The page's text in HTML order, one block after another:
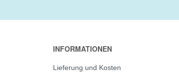
INFORMATIONEN
Lieferung und Kosten